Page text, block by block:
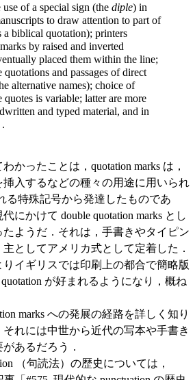
of a special sign (the diple) in
to draw attention to part of
a biblical quotation); printers
by raised and inverted
placed them within the line;
quotations and passages of direct
alternative names); choice of
quotes is variable; latter are more
and typed material, and in
かったことは，quotation marks は，
入するなどの種々の用途に用いられ
る特殊記号から発達したものであ
にかけて double quotation marks とし
ようだ．それは，手書きやタイピン
としてアメリカ式として定着した．
りイギリスでは印刷上の都合で簡略版
が好まれるようになり，概ね
marks への発展の経路を詳しく知り
れには中世から近代の写本や手書き
あるだろう．
（句読法）の歴史については，